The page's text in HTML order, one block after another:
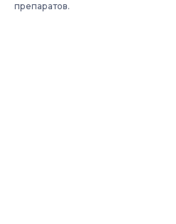
препаратов.